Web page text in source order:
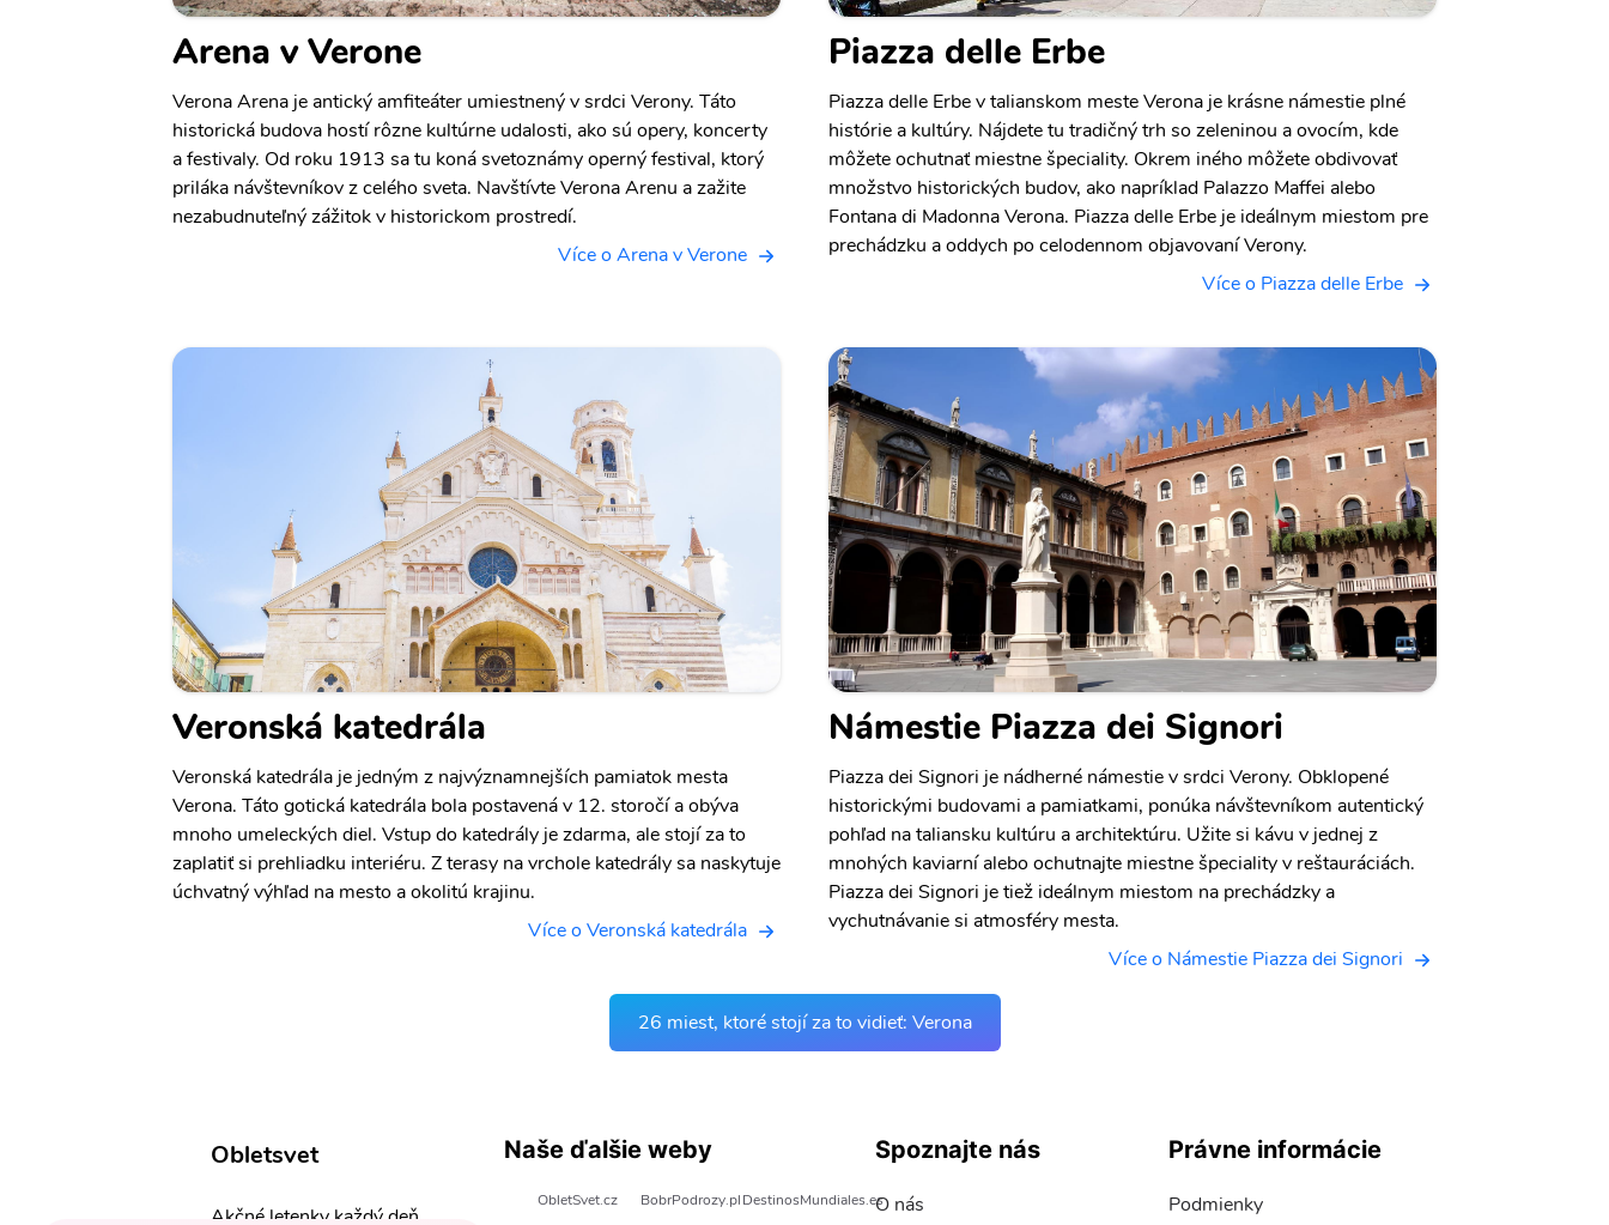
Arena v Verone
Verona Arena je antický amfiteáter umiestnený v srdci Verony. Táto
historická budova hostí rôzne kultúrne udalosti, ako sú opery, koncerty
a festivaly. Od roku 1913 sa tu koná svetoznámy operný festival, ktorý
priláka návštevníkov z celého sveta. Navštívte Verona Arenu a zažite
nezabudnuteľný zážitok v historickom prostredí.
Více o Arena v Verone
Piazza delle Erbe
Piazza delle Erbe v talianskom meste Verona je krásne námestie plné
histórie a kultúry. Nájdete tu tradičný trh so zeleninou a ovocím, kde
môžete ochutnať miestne špeciality. Okrem iného môžete obdivovať
množstvo historických budov, ako napríklad Palazzo Maffei alebo
Fontana di Madonna Verona. Piazza delle Erbe je ideálnym miestom pre
prechádzku a oddych po celodennom objavovaní Verony.
Více o Piazza delle Erbe
Veronská katedrála
Veronská katedrála je jedným z najvýznamnejších pamiatok mesta
Verona. Táto gotická katedrála bola postavená v 12. storočí a obýva
mnoho umeleckých diel. Vstup do katedrály je zdarma, ale stojí za to
zaplatiť si prehliadku interiéru. Z terasy na vrchole katedrály sa naskytuje
úchvatný výhľad na mesto a okolitú krajinu.
Více o Veronská katedrála
Námestie Piazza dei Signori
Piazza dei Signori je nádherné námestie v srdci Verony. Obklopené
historickými budovami a pamiatkami, ponúka návštevníkom autentický
pohľad na taliansku kultúru a architektúru. Užite si kávu v jednej z
mnohých kaviarní alebo ochutnajte miestne špeciality v reštauráciách.
Piazza dei Signori je tiež ideálnym miestom na prechádzky a
vychutnávanie si atmosféry mesta.
Více o Námestie Piazza dei Signori
26 miest, ktoré stojí za to vidieť: Verona
Obletsvet
Akčné letenky každý deň,
Naše ďalšie weby
ObletSvet.cz BobrPodrozy.plDestinosMundiales.es
Spoznajte nás
O nás
Právne informácie
Podmienky